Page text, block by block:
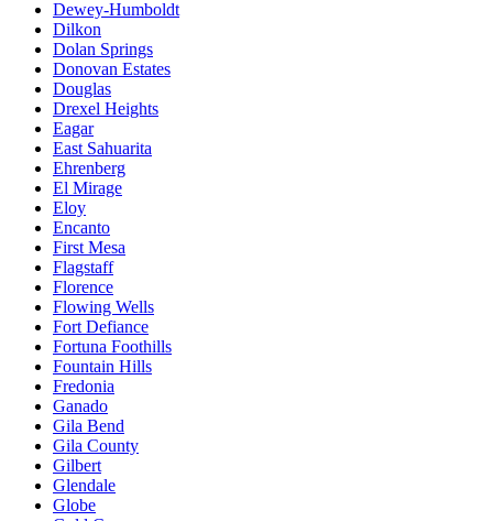
Dewey-Humboldt
Dilkon
Dolan Springs
Donovan Estates
Douglas
Drexel Heights
Eagar
East Sahuarita
Ehrenberg
El Mirage
Eloy
Encanto
First Mesa
Flagstaff
Florence
Flowing Wells
Fort Defiance
Fortuna Foothills
Fountain Hills
Fredonia
Ganado
Gila Bend
Gila County
Gilbert
Glendale
Globe